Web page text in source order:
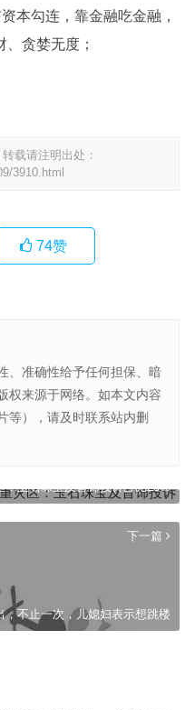
本勾连，靠金融吃金融，
贪婪无度；
载请注明出处：
3910.html
74赞
、准确性给予任何担保、暗
权来源于网络。如本文内容
等），请及时联系站内删
玉石珠宝及首饰投诉占比23%
下一篇
不止一次，儿媳妇表示想跳楼